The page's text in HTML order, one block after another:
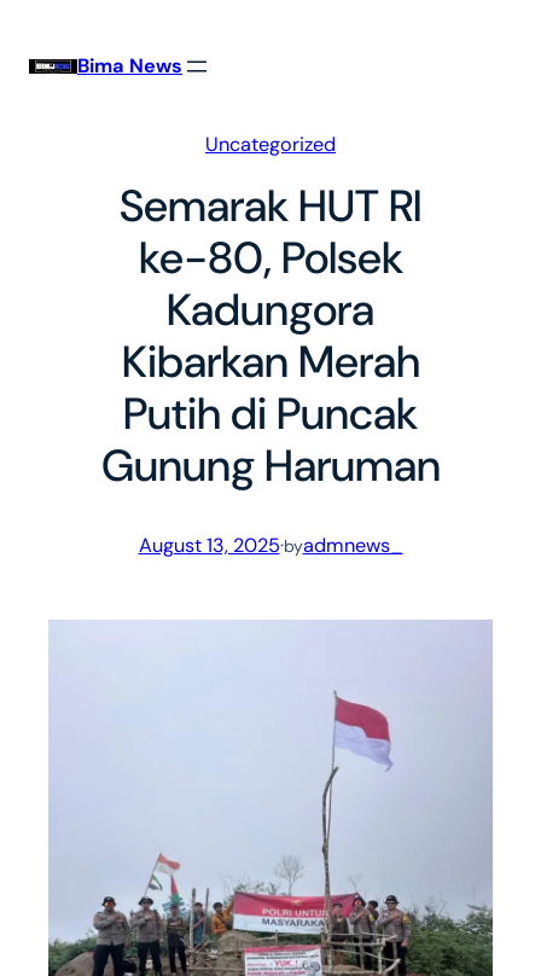
Bima News
Uncategorized
Semarak HUT RI
ke-80, Polsek
Kadungora
Kibarkan Merah
Putih di Puncak
Gunung Haruman
August 13, 2025·byadmnews_